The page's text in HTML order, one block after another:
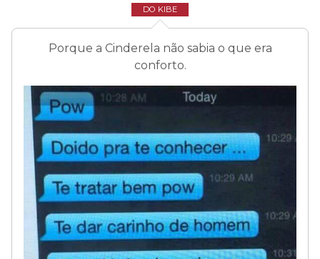
DO KIBE
Porque a Cinderela não sabia o que era
conforto.